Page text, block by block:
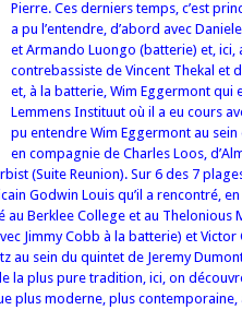
Pierre. Ces derniers temps, c’est
a pu l’entendre, d’abord avec
et Armando Luongo (batterie) et, ici,
contrebassiste de Vincent Thekal et
et, à la batterie, Wim Eggermont qui
Lemmens Instituut où il a eu cours
pu entendre Wim Eggermont au sein
en compagnie de Charles Loos,
(Suite Reunion). Sur 6 des 7
Godwin Louis qu’il a rencontré, en
Berklee College et au Thelonious
Jimmy Cobb à la batterie) et Victor
au sein du quintet de Jeremy
la plus pure tradition, ici, on
plus moderne, plus contemporaine,